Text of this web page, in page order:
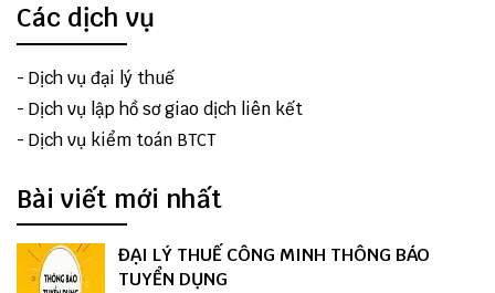
Các dịch vụ
- Dịch vụ đại lý thuế
- Dịch vụ lập hồ sơ giao dịch liên kết
- Dịch vụ kiểm toán BTCT
Bài viết mới nhất
ĐẠI LÝ THUẾ CÔNG MINH THÔNG BÁO
TUYỂN DỤNG